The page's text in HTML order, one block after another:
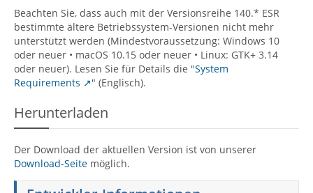
Beachten Sie, dass auch mit der Versionsreihe 140.* ESR
bestimmte ältere Betriebssystem-Versionen nicht mehr
unterstützt werden (Mindestvoraussetzung: Windows 10
oder neuer • macOS 10.15 oder neuer • Linux: GTK+ 3.14
oder neuer). Lesen Sie für Details die "System
Requirements
" (Englisch).
Herunterladen
Der Download der aktuellen Version ist von unserer
Download-Seite möglich.